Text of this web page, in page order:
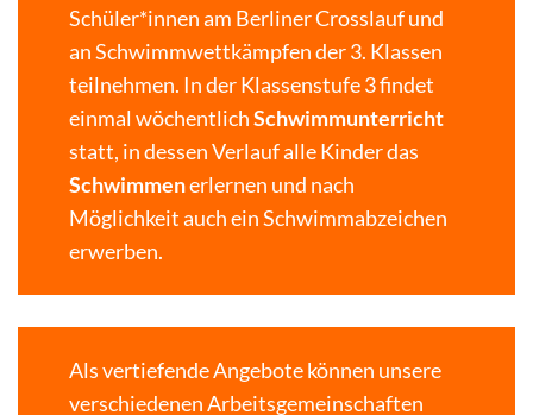
Schüler*innen am Berliner Crosslauf und
an Schwimmwettkämpfen der 3. Klassen
teilnehmen. In der Klassenstufe 3 findet
einmal wöchentlichSchwimmunterricht
statt, in dessen Verlauf alle Kinder das
Schwimmenerlernen und nach
Möglichkeit auch ein Schwimmabzeichen
erwerben.
Als vertiefende Angebote können unsere
verschiedenen Arbeitsgemeinschaften